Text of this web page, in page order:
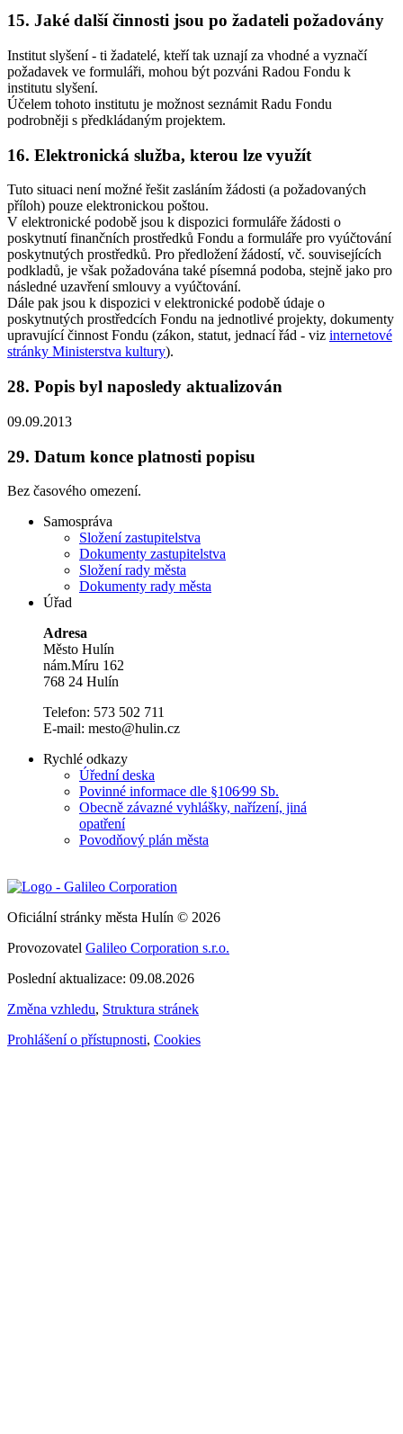
15. Jaké další činnosti jsou po žadateli požadovány
Institut slyšení - ti žadatelé, kteří tak uznají za vhodné a vyznačí
požadavek ve formuláři, mohou být pozváni Radou Fondu k
institutu slyšení.
Účelem tohoto institutu je možnost seznámit Radu Fondu
podrobněji s předkládaným projektem.
16. Elektronická služba, kterou lze využít
Tuto situaci není možné řešit zasláním žádosti (a požadovaných
příloh) pouze elektronickou poštou.
V elektronické podobě jsou k dispozici formuláře žádosti o
poskytnutí finančních prostředků Fondu a formuláře pro vyúčtování
poskytnutých prostředků. Pro předložení žádostí, vč. souvisejících
podkladů, je však požadována také písemná podoba, stejně jako pro
následné uzavření smlouvy a vyúčtování.
Dále pak jsou k dispozici v elektronické podobě údaje o
poskytnutých prostředcích Fondu na jednotlivé projekty, dokumenty
upravující činnost Fondu (zákon, statut, jednací řád - viz internetové
stránky Ministerstva kultury).
28. Popis byl naposledy aktualizován
09.09.2013
29. Datum konce platnosti popisu
Bez časového omezení.
Samospráva
Složení zastupitelstva
Dokumenty zastupitelstva
Složení rady města
Dokumenty rady města
Úřad
Adresa
Město Hulín
nám.Míru 162
768 24 Hulín
Telefon: 573 502 711
E-mail: mesto@hulin.cz
Rychlé odkazy
Úřední deska
Povinné informace dle §106⁄99 Sb.
Obecně závazné vyhlášky, nařízení, jiná
opatření
Povodňový plán města
Oficiální stránky města Hulín © 2026
Provozovatel Galileo Corporation s.r.o.
Poslední aktualizace: 09.08.2026
Změna vzhledu, Struktura stránek
Prohlášení o přístupnosti, Cookies